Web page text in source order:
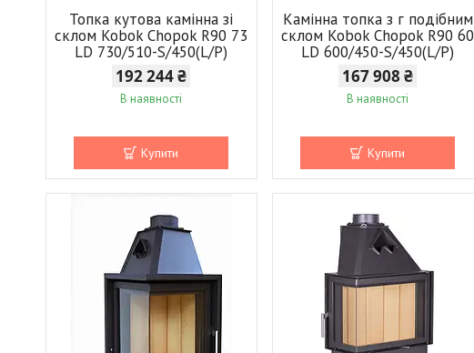
Топка кутова камінна зі
склом Kobok Chopok R90 73
LD 730/510-S/450(L/P)
192 244 ₴
В наявності
Купити
Камінна топка з г подібним
склом Kobok Chopok R90 60
LD 600/450-S/450(L/P)
167 908 ₴
В наявності
Купити